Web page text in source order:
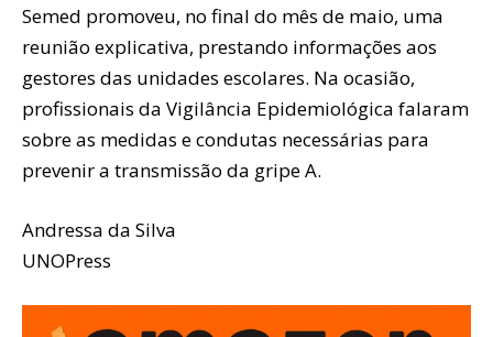
Semed promoveu, no final do mês de maio, uma
reunião explicativa, prestando informações aos
gestores das unidades escolares. Na ocasião,
profissionais da Vigilância Epidemiológica falaram
sobre as medidas e condutas necessárias para
prevenir a transmissão da gripe A.
Andressa da Silva
UNOPress